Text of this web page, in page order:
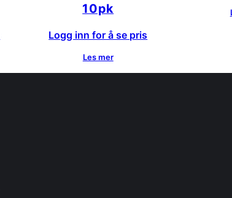
10pk
Logg inn for å se pris
Les mer